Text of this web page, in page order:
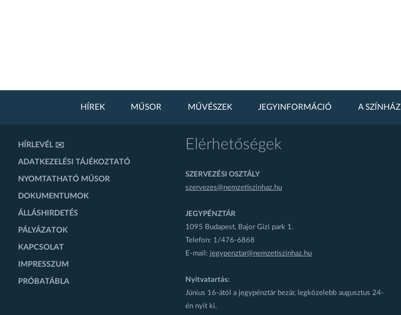
HÍREK MŰSOR MŰVÉSZEK JEGYINFORMÁCIÓ A SZÍNHÁZ
HÍRLEVÉL ✉️
ADATKEZELÉSI TÁJÉKOZTATÓ
NYOMTATHATÓ MŰSOR
DOKUMENTUMOK
ÁLLÁSHIRDETÉS
PÁLYÁZATOK
KAPCSOLAT
IMPRESSZUM
PRÓBATÁBLA
Elérhetőségek
SZERVEZÉSI OSZTÁLY
szervezes@nemzetiszinhaz.hu
JEGYPÉNZTÁR
1095 Budapest, Bajor Gizi park 1.
Telefon: 1/476-6868
E-mail: jegypenztar@nemzetiszinhaz.hu
Nyitvatartás:
Június 16-ától a jegypénztár bezár, legközelebb augusztus 24-
én nyit ki.